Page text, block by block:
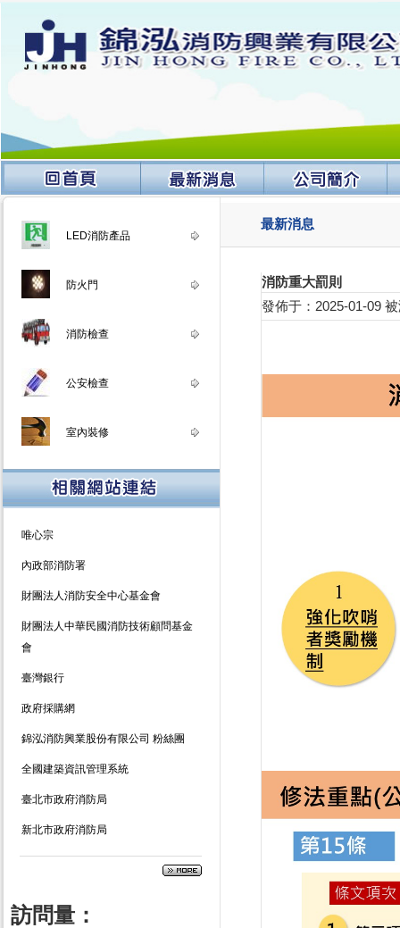
LED消防產品
防火門
消防檢查
公安檢查
室內裝修
唯心宗
內政部消防署
財團法人消防安全中心基金會
財團法人中華民國消防技術顧問基金
會
臺灣銀行
政府採購網
錦泓消防興業股份有限公司 粉絲團
全國建築資訊管理系統
臺北市政府消防局
新北市政府消防局
訪問量：
最新消息
消防重大罰則
發佈于：2025-01-09